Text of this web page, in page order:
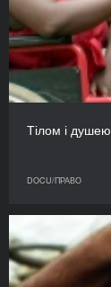
Тілом і душею
DOCU/ПРАВО